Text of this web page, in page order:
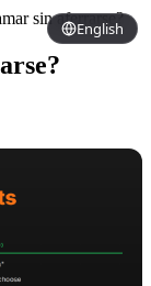
English
sin aferrarse?